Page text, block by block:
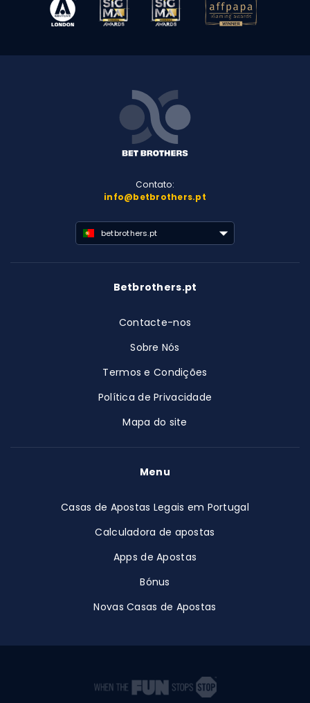
Contato:
info@betbrothers.pt
betbrothers.pt
Betbrothers.pt
Contacte-nos
Sobre Nós
Termos e Condições
Política de Privacidade
Mapa do site
Menu
Casas de Apostas Legais em Portugal
Calculadora de apostas
Apps de Apostas
Bónus
Novas Casas de Apostas